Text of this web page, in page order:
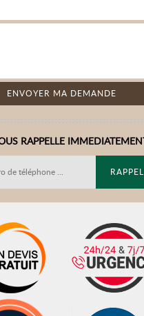
RAPPELLE IMMEDIATEMENT